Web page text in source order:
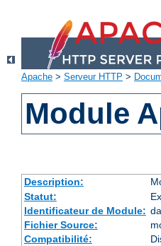
Apache > Serveur HTTP >
Module
Description:
Statut:
Identificateur de Module:
Fichier Source:
Compatibilité: